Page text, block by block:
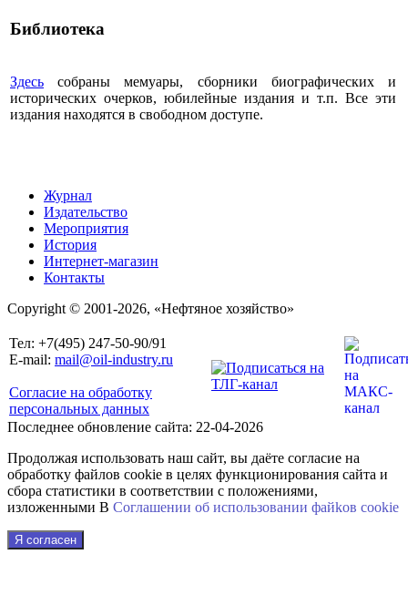
Библиотека
Здесь собраны мемуары, сборники биографических и
исторических очерков, юбилейные издания и т.п. Все эти
издания находятся в свободном доступе.
Журнал
Издательство
Мероприятия
История
Интернет-магазин
Контакты
Copyright © 2001-2026, «Нефтяное хозяйство»
Тел: +7(495) 247-50-90/91
E-mail: mail@oil-industry.ru
Согласие на обработку
персональных данных
Последнее обновление сайта: 22-04-2026
Продолжая использовать наш сайт, вы даёте согласие на
обработку файлов cookie в целях функционирования сайта и
сбора статистики в соответствии с положениями,
изложенными В Соглашении об использовании файkов cookie
Я согласен